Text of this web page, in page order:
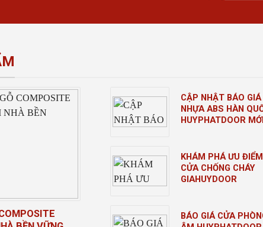
CẬP NHẬT BÁO
NHỰA ABS HÀN
HUYPHATDOOR
KHÁM PHÁ ƯU
CỬA CHỐNG CHÁY
GIAHUYDOOR
BÁO GIÁ CỬA